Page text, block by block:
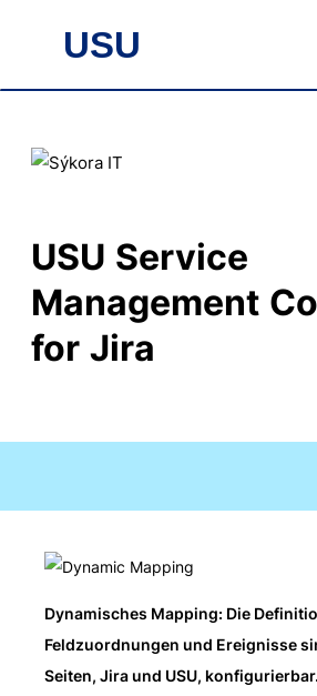
USU
USU
USU Service
Management
for Jira
Dynamisches Mapping: Die
Feldzuordnungen und Ereignisse
Seiten, Jira und USU, konfigurierbar.